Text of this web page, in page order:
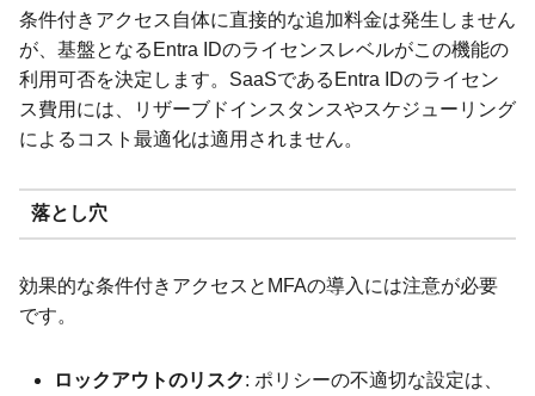
条件付きアクセス自体に直接的な追加料金は発生しません
が、基盤となるEntra IDのライセンスレベルがこの機能の
利用可否を決定します。SaaSであるEntra IDのライセン
ス費用には、リザーブドインスタンスやスケジューリング
によるコスト最適化は適用されません。
落とし穴
効果的な条件付きアクセスとMFAの導入には注意が必要
です。
ロックアウトのリスク: ポリシーの不適切な設定は、